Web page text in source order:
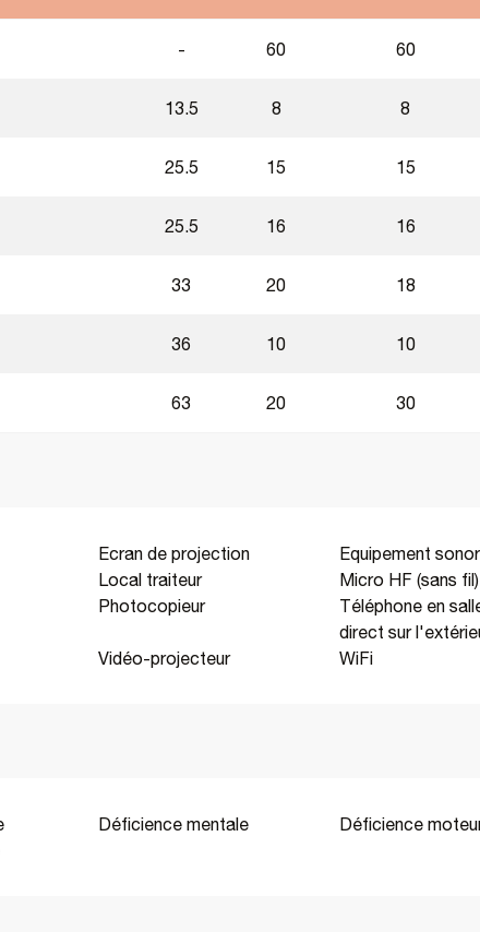
- 60 60
13.5 8 8
25.5 15 15
25.5 16 16
33 20 18
36 10 10
63 20 30
Ecran de projection
Equipement
Local traiteur
Micro HF (sans fil)
Photocopieur
Téléphone en
direct sur
Vidéo-projecteur WiFi
Déficience mentale
Déficience